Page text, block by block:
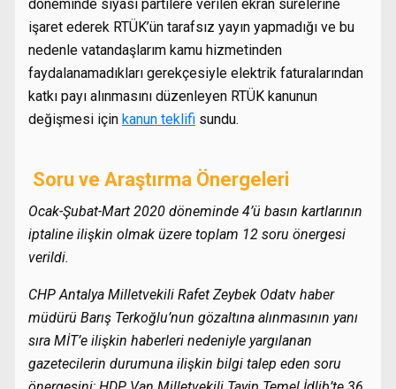
döneminde siyasi partilere verilen ekran sürelerine
işaret ederek RTÜK’ün tarafsız yayın yapmadığı ve bu
nedenle vatandaşlarım kamu hizmetinden
faydalanamadıkları gerekçesiyle elektrik faturalarından
katkı payı alınmasını düzenleyen RTÜK kanunun
değişmesi için kanun teklifi sundu.
Soru ve Araştırma Önergeleri
Ocak-Şubat-Mart 2020 döneminde 4’ü basın kartlarının
iptaline ilişkin olmak üzere toplam 12 soru önergesi
verildi.
CHP Antalya Milletvekili Rafet Zeybek Odatv haber
müdürü Barış Terkoğlu’nun gözaltına alınmasının yanı
sıra MİT’e ilişkin haberleri nedeniyle yargılanan
gazetecilerin durumuna ilişkin bilgi talep eden soru